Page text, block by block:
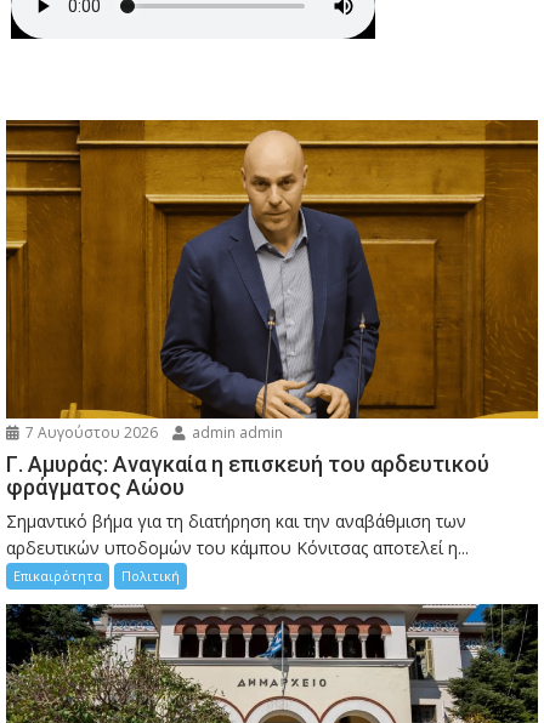
7 Αυγούστου 2026 admin admin
Γ. Αμυράς: Αναγκαία η επισκευή του αρδευτικού
φράγματος Αώου
Σημαντικό βήμα για τη διατήρηση και την αναβάθμιση των
αρδευτικών υποδομών του κάμπου Κόνιτσας αποτελεί η...
Επικαιρότητα Πολιτική